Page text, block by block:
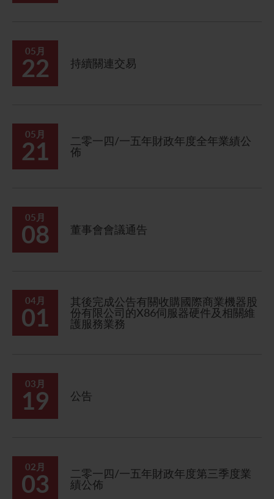
05月
22 持續關連交易
05月
21
二零一四/一五年財政年度全年業績公
佈
05月
08 董事會會議通告
04月
01
其後完成公告有關收購國際商業機器股
份有限公司的X86伺服器硬件及相關維
護服務業務
03月
19 公告
02月
03
二零一四/一五年財政年度第三季度業
績公佈